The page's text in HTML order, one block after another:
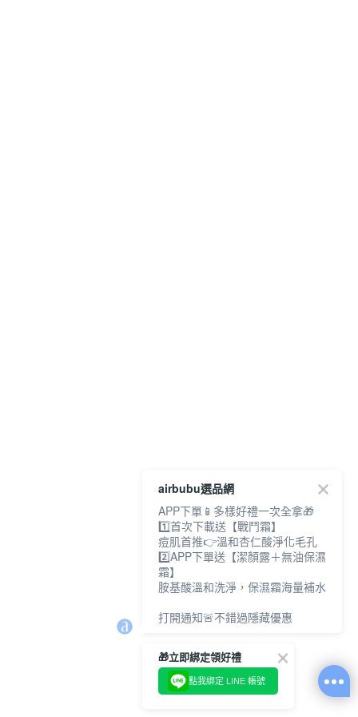
airbubu選品網
APP下單📱多樣好禮一次全拿🎁
1️⃣首次下載送【戰鬥霜】
痘肌首推👉溫和杏仁酸淨化毛孔
2️⃣APP下單送【潔顏露＋無油保濕
霜】
胺基酸溫和洗淨，保濕霜海量補水
打開通知🚨不錯過隱藏優惠
🎁立即綁定領好禮
點我綁定 LINE 帳號